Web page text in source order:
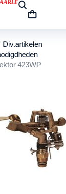
Div.artikelen
423WP